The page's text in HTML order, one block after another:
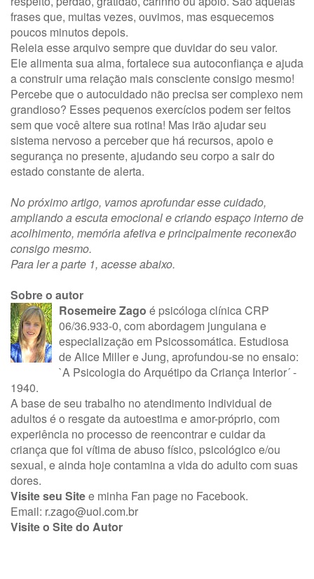
frases que, muitas vezes, ouvimos, mas esquecemos
poucos minutos depois.
Releia esse arquivo sempre que duvidar do seu valor.
Ele alimenta sua alma, fortalece sua autoconfiança e ajuda
a construir uma relação mais consciente consigo mesmo!
Percebe que o autocuidado não precisa ser complexo nem
grandioso? Esses pequenos exercícios podem ser feitos
sem que você altere sua rotina! Mas irão ajudar seu
sistema nervoso a perceber que há recursos, apoio e
segurança no presente, ajudando seu corpo a sair do
estado constante de alerta.
No próximo artigo, vamos aprofundar esse cuidado,
ampliando a escuta emocional e criando espaço interno de
acolhimento, memória afetiva e principalmente reconexão
consigo mesmo.
Para ler a parte 1, acesse abaixo.
Sobre o autor
Rosemeire Zago é psicóloga clínica CRP
06/36.933-0, com abordagem junguiana e
especialização em Psicossomática. Estudiosa
de Alice Miller e Jung, aprofundou-se no ensaio:
`A Psicologia do Arquétipo da Criança Interior´ -
1940.
A base de seu trabalho no atendimento individual de
adultos é o resgate da autoestima e amor-próprio, com
experiência no processo de reencontrar e cuidar da
criança que foi vítima de abuso físico, psicológico e/ou
sexual, e ainda hoje contamina a vida do adulto com suas
dores.
Visite seu Sitee minha Fan page no Facebook.
Email: r.zago@uol.com.br
Visite o Site do Autor